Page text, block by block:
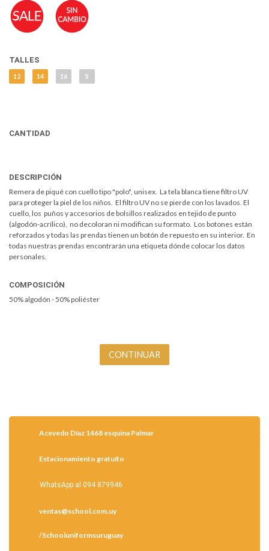
TALLES
12 14 16 S
CANTIDAD
DESCRIPCIÓN
Remera de piqué con cuello tipo "polo", unisex. La tela blanca tiene filtro UV
para proteger la piel de los niños. El filtro UV no se pierde con los lavados. El
cuello, los puños y accesorios de bolsillos realizados en tejido de punto
(algodón-acrílico), no decoloran ni modifican su formato. Los botones están
reforzados y todas las prendas tienen un botón de repuesto en su interior. En
todas nuestras prendas encontrarán una etiqueta dónde colocar los datos
personales.
COMPOSICIÓN
50% algodón - 50% poliéster
Acevedo Díaz 1468 esquina Palmar
Estacionamiento gratuíto
WhatsApp al 094 879946
ventas@school.com.uy
/Schooluniformsuruguay